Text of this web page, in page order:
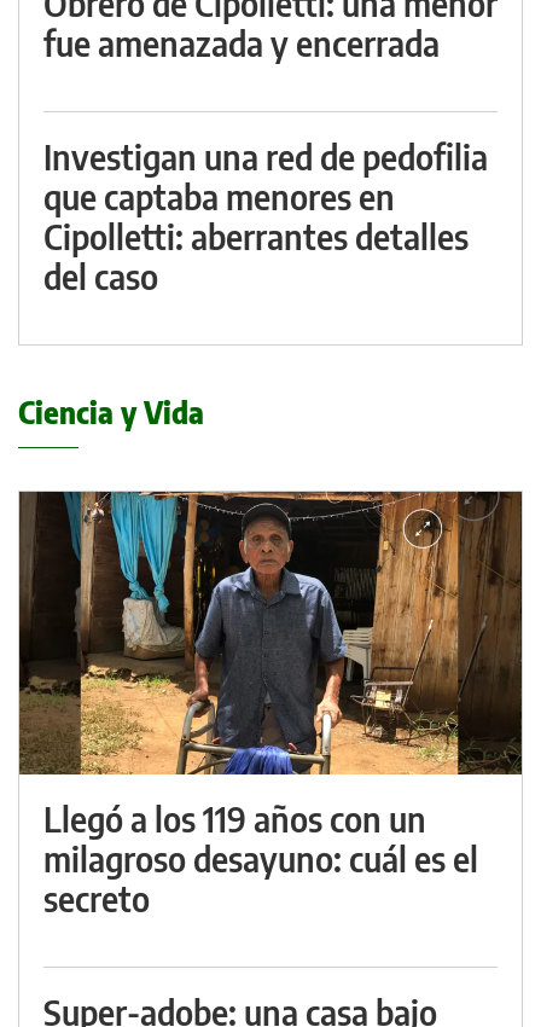
fue amenazada y encerrada
Investigan una red de pedofilia
que captaba menores en
Cipolletti: aberrantes detalles
del caso
Ciencia y Vida
Llegó a los 119 años con un
milagroso desayuno: cuál es el
secreto
Super-adobe: una casa bajo